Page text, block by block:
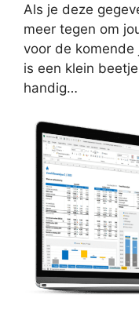
Als je deze
meer tegen om
voor de komende
is een klein
handig…